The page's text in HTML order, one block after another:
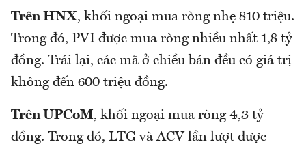
Trên HNX, khối ngoại mua ròng nhẹ 810 triệu.
Trong đó, PVI được mua ròng nhiều nhất 1,8 tỷ
đồng. Trái lại, các mã ở chiều bán đều có giá trị
không đến 600 triệu đồng.
Trên UPCoM, khối ngoại mua ròng 4,3 tỷ
đồng. Trong đó, LTG và ACV lần lượt được